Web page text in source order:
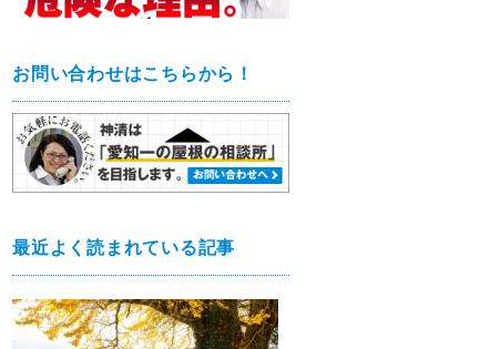
お問い合わせはこちらから！
最近よく読まれている記事